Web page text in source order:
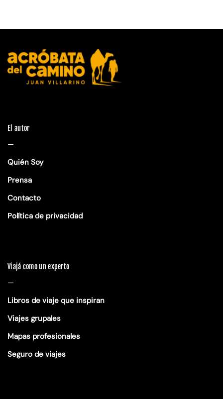
El autor
—
Quién Soy
Prensa
Contacto
Política de privacidad
Viajá como un experto
—
Libros de viaje que inspiran
Viajes grupales
Mapas profesionales
Seguro de viajes